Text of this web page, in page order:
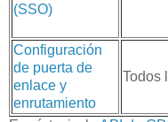
(SSO)
Configuración
de puerta de
enlace y
enrutamiento
Todos